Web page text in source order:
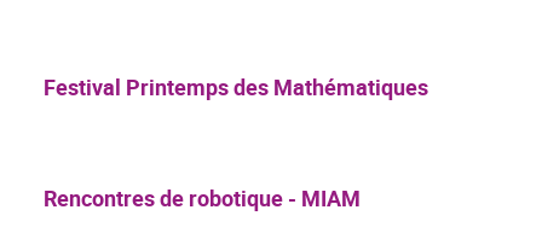
Festival Printemps des Mathématiques
Rencontres de robotique - MIAM